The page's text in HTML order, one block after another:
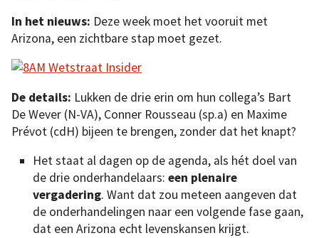
In het nieuws: Deze week moet het vooruit met
Arizona, een zichtbare stap moet gezet.
De details: Lukken de drie erin om hun collega’s Bart
De Wever (N-VA), Conner Rousseau (sp.a) en Maxime
Prévot (cdH) bijeen te brengen, zonder dat het knapt?
Het staat al dagen op de agenda, als hét doel van
de drie onderhandelaars: een plenaire
vergadering. Want dat zou meteen aangeven dat
de onderhandelingen naar een volgende fase gaan,
dat een Arizona echt levenskansen krijgt.